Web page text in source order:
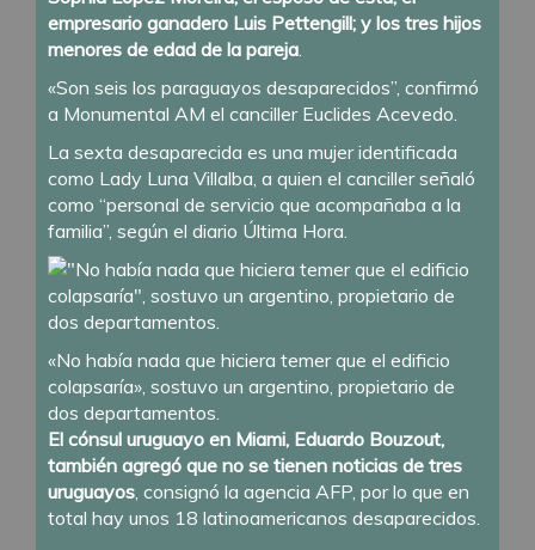
empresario ganadero Luis Pettengill; y los tres hijos
menores de edad de la pareja
«Son seis los paraguayos desaparecidos”, confirmó
a Monumental AM el canciller Euclides Acevedo.
La sexta desaparecida es una mujer identificada
como Lady Luna Villalba, a quien el canciller señaló
como “personal de servicio que acompañaba a la
familia”, según el diario Última Hora.
«No había nada que hiciera temer que el edificio
colapsaría», sostuvo un argentino, propietario de
dos departamentos.
El cónsul uruguayo en Miami, Eduardo Bouzout,
también agregó que no se tienen noticias de tres
uruguayos , consignó la agencia AFP, por lo que en
total hay unos 18 latinoamericanos desaparecidos.